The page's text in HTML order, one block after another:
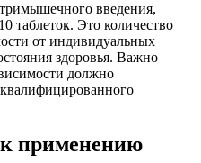
введения,
таблеток. Это количество
от индивидуальных
здоровья. Важно
должно
применению